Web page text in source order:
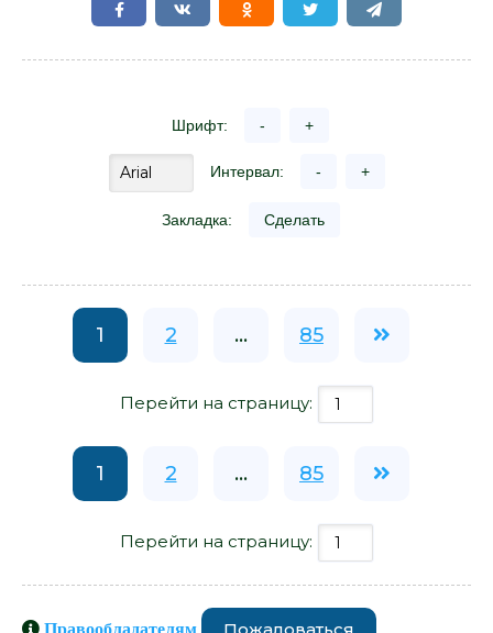
Шрифт: - +
Интервал: - +
Закладка: Сделать
1 2 ... 85
Перейти на страницу:
1 2 ... 85
Перейти на страницу:
Правообладателям